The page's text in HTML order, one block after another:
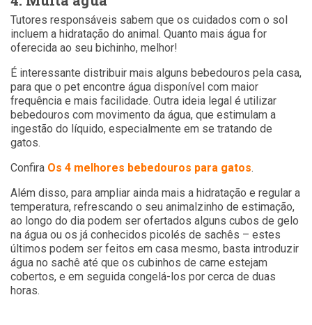
Tutores responsáveis sabem que os cuidados com o sol
incluem a hidratação do animal. Quanto mais água for
oferecida ao seu bichinho, melhor!
É interessante distribuir mais alguns bebedouros pela casa,
para que o pet encontre água disponível com maior
frequência e mais facilidade. Outra ideia legal é utilizar
bebedouros com movimento da água, que estimulam a
ingestão do líquido, especialmente em se tratando de
gatos.
Confira Os 4 melhores bebedouros para gatos.
Além disso, para ampliar ainda mais a hidratação e regular a
temperatura, refrescando o seu animalzinho de estimação,
ao longo do dia podem ser ofertados alguns cubos de gelo
na água ou os já conhecidos picolés de sachês – estes
últimos podem ser feitos em casa mesmo, basta introduzir
água no sachê até que os cubinhos de carne estejam
cobertos, e em seguida congelá-los por cerca de duas
horas.